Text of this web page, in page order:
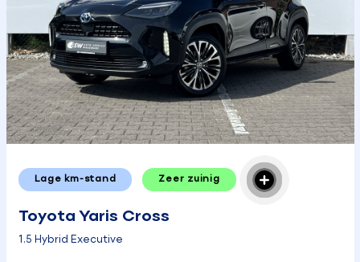
Lage km-stand Zeer zuinig
Toyota Yaris Cross
1.5 Hybrid Executive